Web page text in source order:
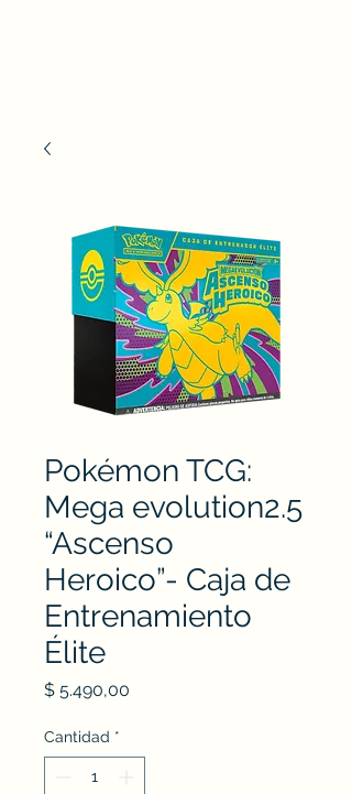
Pokémon TCG:
Mega evolution2.5
“Ascenso
Heroico”- Caja de
Entrenamiento
Élite
$ 5.490,00
Cantidad *